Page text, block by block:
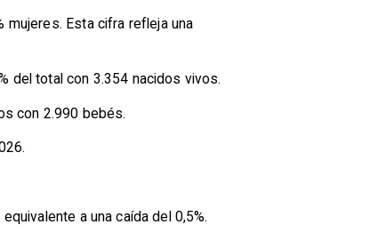
mujeres. Esta cifra refleja una
del total con 3.354 nacidos vivos.
con 2.990 bebés.
a una caída del 0,5%.